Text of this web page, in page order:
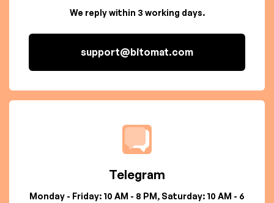
We reply within 3 working days.
support@bitomat.com
Telegram
Monday - Friday: 10 AM - 8 PM, Saturday: 10 AM - 6